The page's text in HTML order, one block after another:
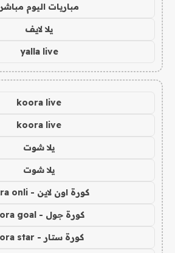
مباريات اليوم مباشر
يلا لايف
yalla live
koora live
koora live
يلا شوت
يلا شوت
كورة اون لاين - kora onli
كورة جول - kora goal
كورة ستار - kora star